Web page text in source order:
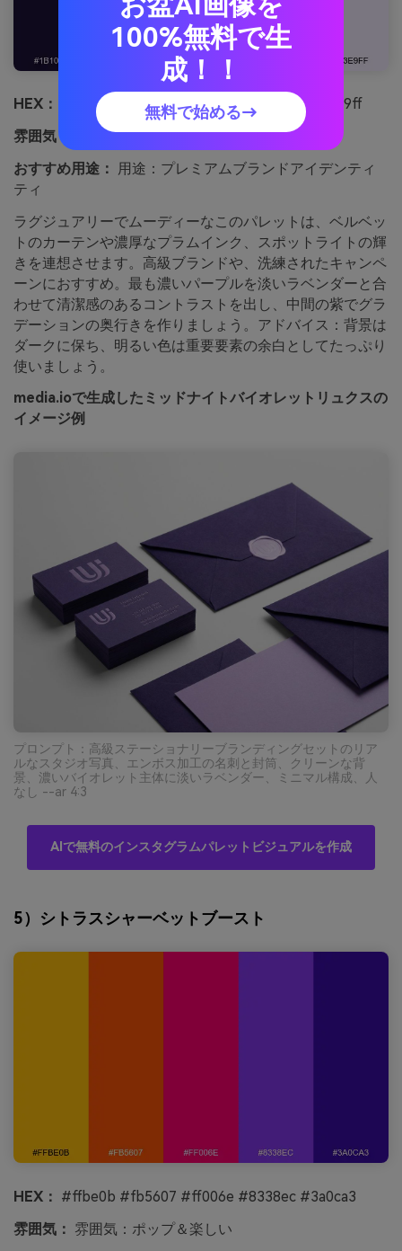
HEX：
#1b1035 #3c1a5b #6a0572 #ab83a1 #f3e9ff
雰囲気：
雰囲気：ラグジュアリー
おすすめ用途： 用途：プレミアムブランドアイデンティ
ティ
ラグジュアリーでムーディーなこのパレットは、ベルベッ
トのカーテンや濃厚なプラムインク、スポットライトの輝
きを連想させます。高級ブランドや、洗練されたキャンペ
ーンにおすすめ。最も濃いパープルを淡いラベンダーと合
わせて清潔感のあるコントラストを出し、中間の紫でグラ
デーションの奥行きを作りましょう。アドバイス：背景は
ダークに保ち、明るい色は重要要素の余白としてたっぷり
使いましょう。
media.ioで生成したミッドナイトバイオレットリュクスの
イメージ例
プロンプト：高級ステーショナリーブランディングセットのリア
ルなスタジオ写真、エンボス加工の名刺と封筒、クリーンな背
景、濃いバイオレット主体に淡いラベンダー、ミニマル構成、人
なし --ar 4:3
AIで無料のインスタグラムパレットビジュアルを作成
5）シトラスシャーベットブースト
HEX： #ffbe0b #fb5607 #ff006e #8338ec #3a0ca3
雰囲気： 雰囲気：ポップ＆楽しい
100%無料で生
成！！
無料で始める→